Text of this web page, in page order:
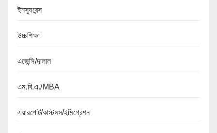
ইনস্যুরেন্স
উচ্চশিক্ষা
এজেন্সি/দালাল
এম.বি.এ./MBA
এয়ারপোর্ট/কাস্টমস/ইমিগ্রেশন